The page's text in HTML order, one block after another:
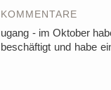
- im Oktober
und habe